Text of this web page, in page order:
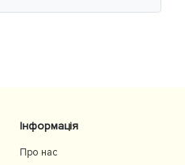
Інформація
Про нас